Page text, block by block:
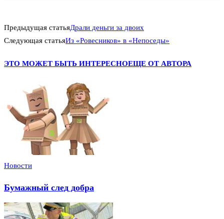
Предыдущая статьяДрали деньги за двоих
Следующая статьяИз «Ровесников» в «Непоседы»
ЭТО МОЖЕТ БЫТЬ ИНТЕРЕСНОЕЩЕ ОТ АВТОРА
Новости
Бумажный след добра